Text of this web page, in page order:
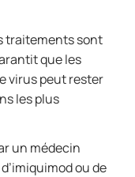
traitements sont
que les
virus peut rester
les plus
un médecin
ou de